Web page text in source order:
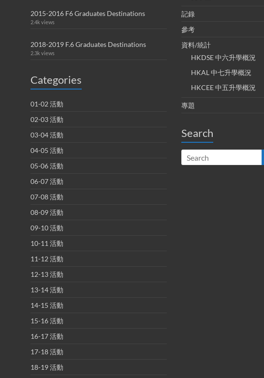
2015-2016 F6 Graduates Destinations
2.4k views
2018-2019 F.6 Graduates Destinations
2.3k views
Categories
01-02 活動
02-03 活動
03-04 活動
04-05 活動
05-06 活動
06-07 活動
07-08 活動
08-09 活動
09-10 活動
10-11 活動
11-12 活動
12-13 活動
13-14 活動
14-15 活動
15-16 活動
16-17 活動
17-18 活動
18-19 活動
記錄
參考
資料/統計
HKDSE 中六升學概況
HKAL 中七升學概況
HKCEE 中五升學概況
專題
Search